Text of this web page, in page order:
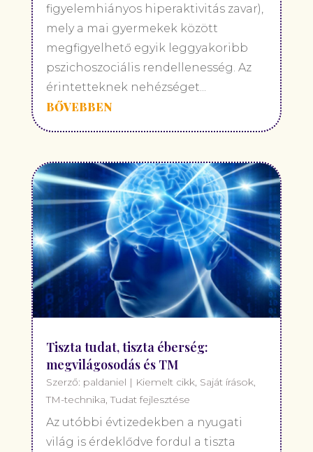
figyelemhiányos hiperaktivitás zavar),
mely a mai gyermekek között
megfigyelhető egyik leggyakoribb
pszichoszociális rendellenesség. Az
érintetteknek nehézséget...
BŐVEBBEN
Tiszta tudat, tiszta éberség:
megvilágosodás és TM
Szerző: paldaniel | Kiemelt cikk, Saját írások,
TM-technika,Tudat fejlesztése
Az utóbbi évtizedekben a nyugati
világ is érdeklődve fordul a tiszta